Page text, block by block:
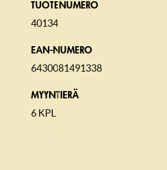
TUOTENUMERO
40134
EAN-NUMERO
6430081491338
MYYNTIERÄ
6 KPL